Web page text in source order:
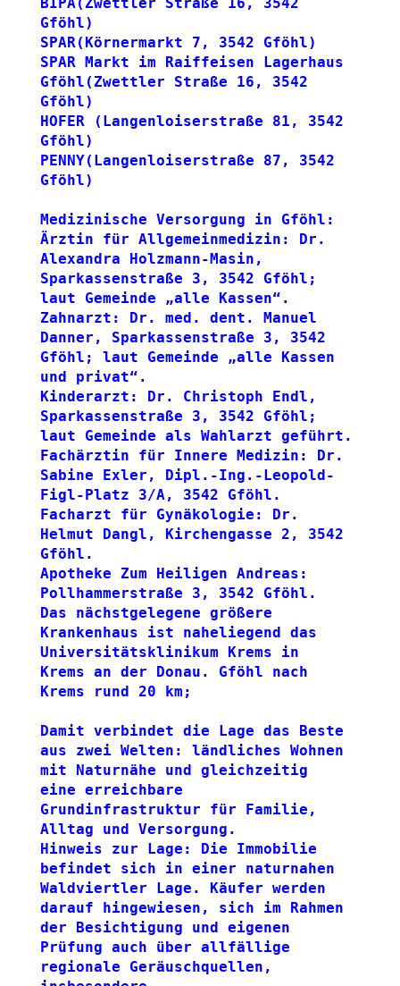
BIPA(Zwettler Straße 16, 3542
Gföhl)
SPAR(Körnermarkt 7, 3542 Gföhl)
SPAR Markt im Raiffeisen Lagerhaus
Gföhl(Zwettler Straße 16, 3542
Gföhl)
HOFER (Langenloiserstraße 81, 3542
Gföhl)
PENNY(Langenloiserstraße 87, 3542
Gföhl)
Medizinische Versorgung in Gföhl:
Ärztin für Allgemeinmedizin: Dr.
Alexandra Holzmann-Masin,
Sparkassenstraße 3, 3542 Gföhl;
laut Gemeinde „alle Kassen“.
Zahnarzt: Dr. med. dent. Manuel
Danner, Sparkassenstraße 3, 3542
Gföhl; laut Gemeinde „alle Kassen
und privat“.
Kinderarzt: Dr. Christoph Endl,
Sparkassenstraße 3, 3542 Gföhl;
laut Gemeinde als Wahlarzt geführt.
Fachärztin für Innere Medizin: Dr.
Sabine Exler, Dipl.-Ing.-Leopold-
Figl-Platz 3/A, 3542 Gföhl.
Facharzt für Gynäkologie: Dr.
Helmut Dangl, Kirchengasse 2, 3542
Gföhl.
Apotheke Zum Heiligen Andreas:
Pollhammerstraße 3, 3542 Gföhl.
Das nächstgelegene größere
Krankenhaus ist naheliegend das
Universitätsklinikum Krems in
Krems an der Donau. Gföhl nach
Krems rund 20 km;
Damit verbindet die Lage das Beste
aus zwei Welten: ländliches Wohnen
mit Naturnähe und gleichzeitig
eine erreichbare
Grundinfrastruktur für Familie,
Alltag und Versorgung.
Hinweis zur Lage: Die Immobilie
befindet sich in einer naturnahen
Waldviertler Lage. Käufer werden
darauf hingewiesen, sich im Rahmen
der Besichtigung und eigenen
Prüfung auch über allfällige
regionale Geräuschquellen,